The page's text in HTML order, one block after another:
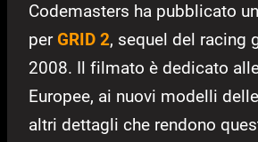
Codemasters ha pubblicato
perGRID 2, sequel del racing
2008. Il filmato è dedicato
Europee, ai nuovi modelli
altri dettagli che rendono